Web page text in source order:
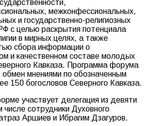
межконфессиональных,
и государственно-религиозных
с целью раскрытия потенциала
в мирных целях, а также
сбора информации о
и качественном составе молодых
Кавказа. Программа форума
обмен мнениями по обозначенным
150 богословов Северного Кавказа.
участвует делегация из девяти
числе сотрудники Духовного
Аршиев и Ибрагим Дзагуров.